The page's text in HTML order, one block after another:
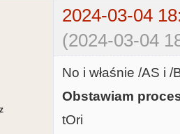
2024-03-04
(2024-03-04
No i właśnie /AS i
Obstawiam
tOri